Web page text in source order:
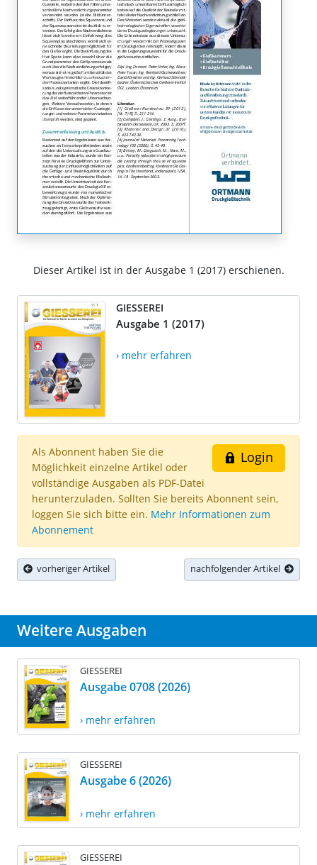
Dieser Artikel ist in der Ausgabe 1 (2017) erschienen.
GIESSEREI
Ausgabe 1 (2017)
› mehr erfahren
Login
Als Abonnent haben Sie die
Möglichkeit einzelne Artikel oder
vollständige Ausgaben als PDF-Datei
herunterzuladen. Sollten Sie bereits Abonnent sein,
loggen Sie sich bitte ein. Mehr Informationen zum
Abonnement
vorheriger Artikel nachfolgender Artikel
Weitere Ausgaben
GIESSEREI
Ausgabe 0708 (2026)
› mehr erfahren
GIESSEREI
Ausgabe 6 (2026)
› mehr erfahren
GIESSEREI